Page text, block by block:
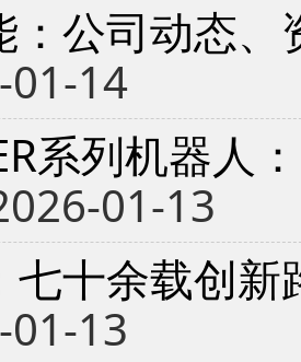
：公司动态
01-14
系列机器人
01-13
七十余载创
13